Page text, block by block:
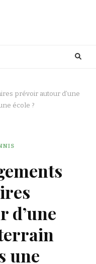
prévoir autour d’une
école ?
d’une
une